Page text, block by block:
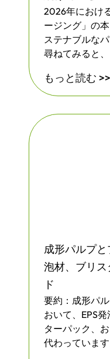
2026年におけ
ージング」の
ステナブルな
尋ねてみると、
もっと読む >>
成形パルプ
泡材、ブリ
ド
要約：成形パ
おいて、EPS
ターパック、
代わっています